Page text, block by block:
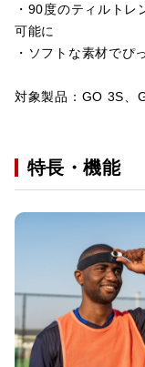
・90度のティルト
可能に
・ソフトな素材でぴ
対象製品：GO 3S、
特長・機能